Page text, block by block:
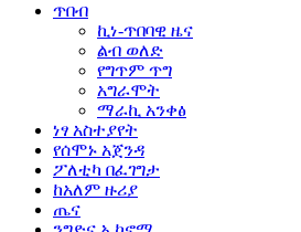
ጥበብ
ኪነ-ጥበባዊ ዜና
ልብ ወለድ
የግጥም ጥግ
አግራሞት
ማራኪ አንቀፅ
ነፃ አስተያየት
የሰሞኑ አጀንዳ
ፖለቲካ በፈገግታ
ከአለም ዙሪያ
ጤና